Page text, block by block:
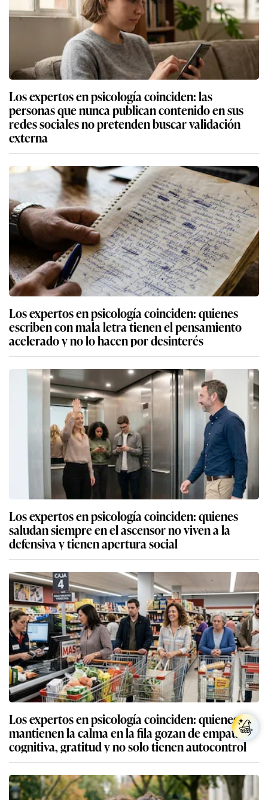
Los expertos en psicología coinciden: las
personas que nunca publican contenido en sus
redes sociales no pretenden buscar validación
externa
Los expertos en psicología coinciden: quienes
escriben con mala letra tienen el pensamiento
acelerado y no lo hacen por desinterés
Los expertos en psicología coinciden: quienes
saludan siempre en el ascensor no viven a la
defensiva y tienen apertura social
Los expertos en psicología coinciden: quienes
mantienen la calma en la fila gozan de empatía
cognitiva, gratitud y no solo tienen autocontrol